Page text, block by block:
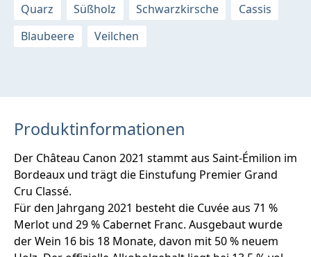
Quarz
Süßholz Schwarzkirsche
Cassis
Blaubeere
Veilchen
Produktinformationen
Der Château Canon 2021 stammt aus Saint-Émilion im
Bordeaux und trägt die Einstufung Premier Grand
Cru Classé.
Für den Jahrgang 2021 besteht die Cuvée aus 71 %
Merlot und 29 % Cabernet Franc. Ausgebaut wurde
der Wein 16 bis 18 Monate, davon mit 50 % neuem